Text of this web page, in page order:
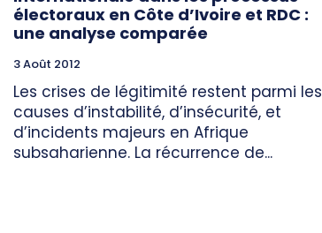
électoraux en Côte d’Ivoire et RDC :
une analyse comparée
3 Août 2012
Les crises de légitimité restent parmi les
causes d’instabilité, d’insécurité, et
d’incidents majeurs en Afrique
subsaharienne. La récurrence de...